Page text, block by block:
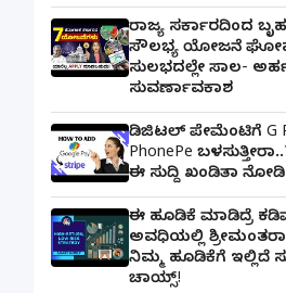
ರಾಜ್ಯ ಸರ್ಕಾರದಿಂದ
ಸೌಲಭ್ಯ ಯೋಜನೆ
ಸುಲಭದಲ್ಲೇ ಸಾಲ-
ಸುವರ್ಣಾವಕಾಶ
ಡಿಜಿಟಲ್ ಪೇಮೆಂಟಿಗೆ G
PhonePe
ಈ ಸುದ್ದಿ ಖಂಡಿತಾ
ಈ ಹೂಡಿಕೆ ಮಾಡಿದ್ರೆ
ಅವಧಿಯಲ್ಲಿ
ನಿಮ್ಮ ಹೂಡಿಕೆಗೆ ಇಲ್ಲಿದೆ
ಚಾಯ್ಸ್‌!